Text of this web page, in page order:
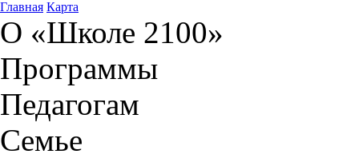
Главная Карта
О «Школе 2100»
Программы
Педагогам
Семье